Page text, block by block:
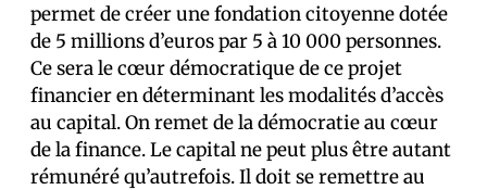
permet de créer une fondation citoyenne dotée
de 5 millions d’euros par 5 à 10 000 personnes.
Ce sera le cœur démocratique de ce projet
financier en déterminant les modalités d’accès
au capital. On remet de la démocratie au cœur
de la finance. Le capital ne peut plus être autant
rémunéré qu’autrefois. Il doit se remettre au